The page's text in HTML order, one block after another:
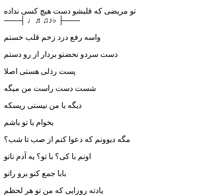
تو مریضی که قلبشو دست هیچ کسی نداده
───┤ ♩♬♫♪♭ ├───
واسه رفع درد زخم قلب خستم
دست سردو نحضتو بردار از رو دستم
پست رذلی هستی اصلا
شست دست راست من میگه
دیگه با من نیستی ریسکه
بخوام با تو باشم
مگه دیوونم که دعوا کنم از صب تا شب؟
اونم با کی؟ با تو؟ یه آدم ناتو
بابا جمع کنو برو راتو
یادته روزایی که من تو هر لحظم